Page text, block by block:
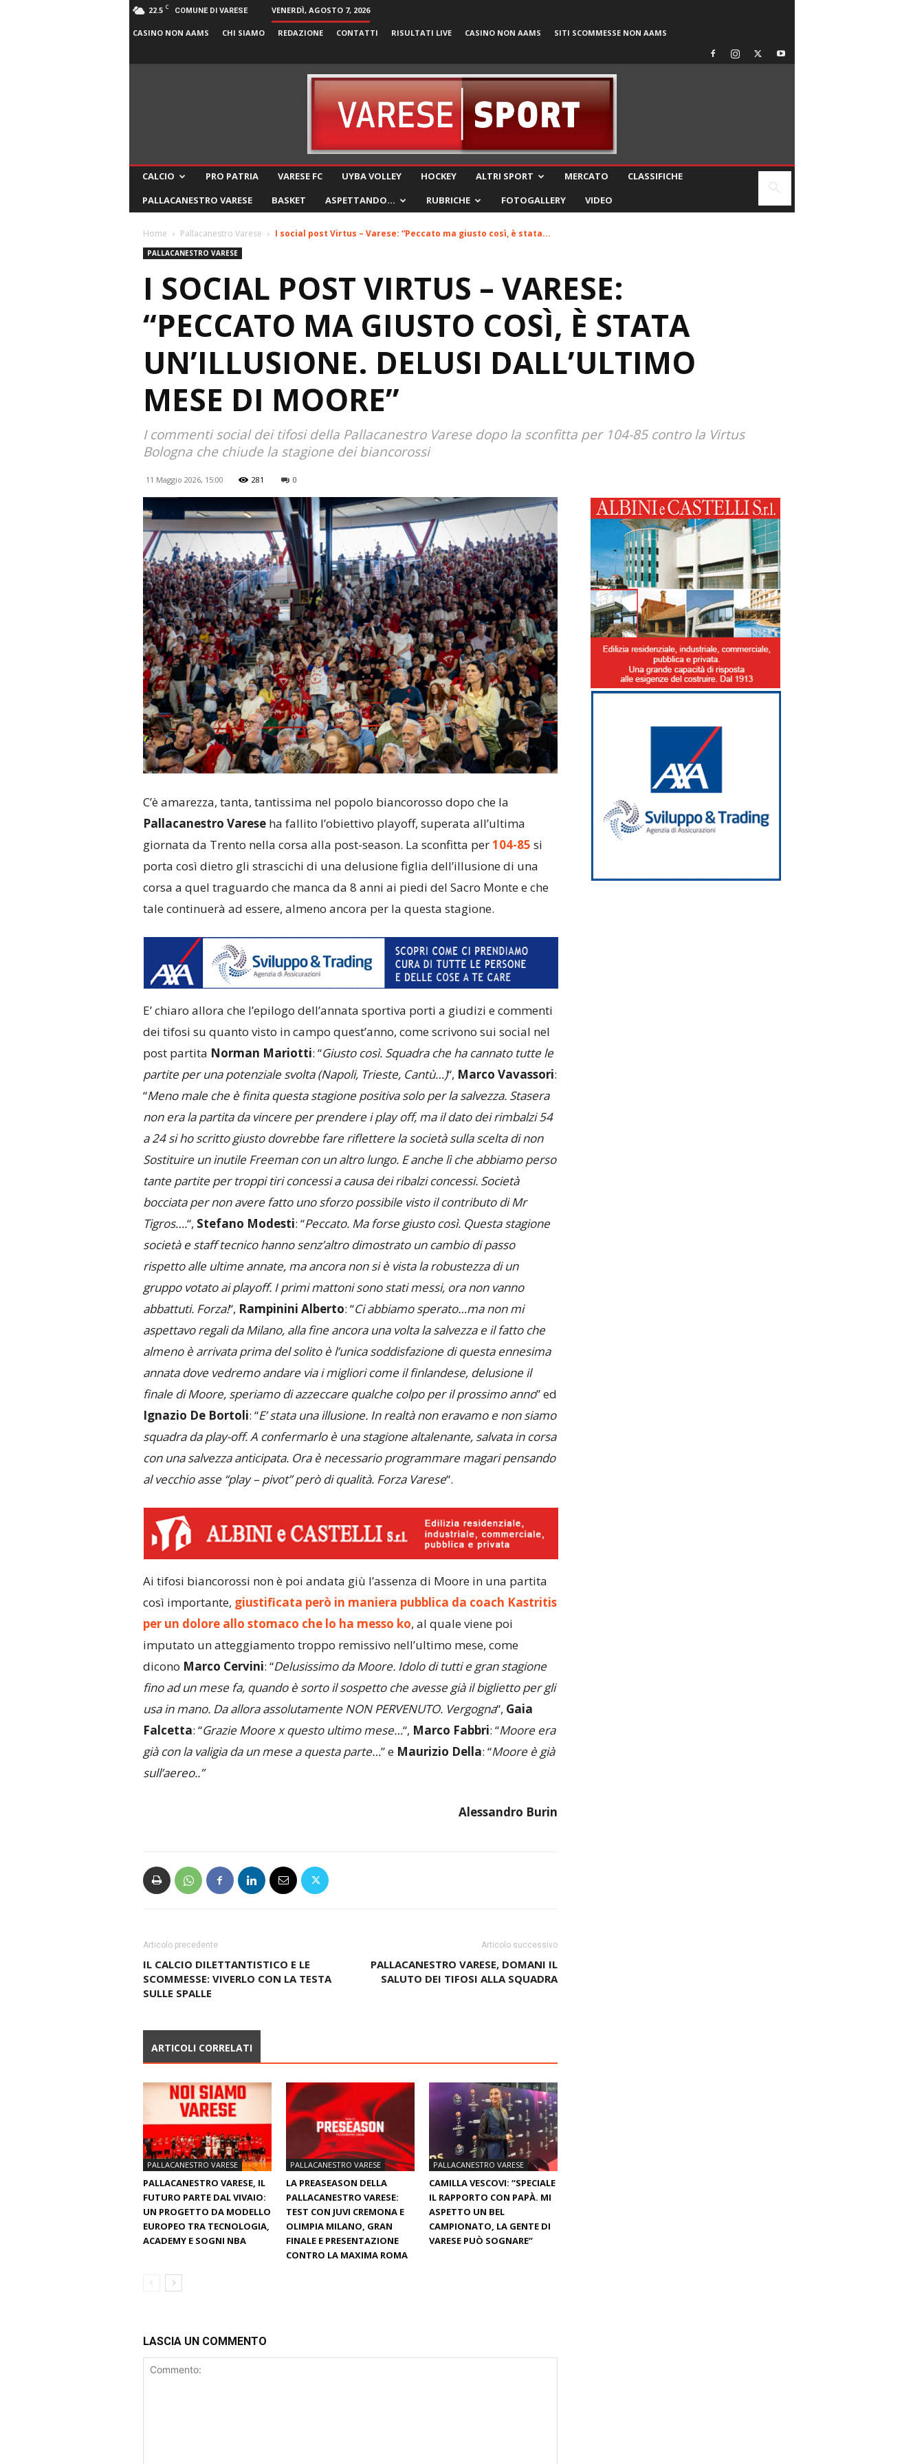
22.5 C COMUNE DI VARESE VENERDÌ, AGOSTO 7, 2026
CASINO NON AAMS CHI SIAMO REDAZIONE CONTATTI RISULTATI LIVE CASINO NON AAMS SITI SCOMMESSE NON AAMS
CALCIO PRO PATRIA VARESE FC UYBA VOLLEY HOCKEY ALTRI SPORT MERCATO
CLASSIFICHE
PALLACANESTRO VARESE
BASKET ASPETTANDO… RUBRICHE FOTOGALLERY VIDEO
Home Pallacanestro Varese I social post Virtus – Varese: “Peccato ma giusto così, è stata...
PALLACANESTRO VARESE
I SOCIAL POST VIRTUS – VARESE:
“PECCATO MA GIUSTO COSÌ, È STATA
UN’ILLUSIONE. DELUSI DALL’ULTIMO
MESE DI MOORE”
I commenti social dei tifosi della Pallacanestro Varese dopo la sconfitta per 104-85 contro la Virtus
Bologna che chiude la stagione dei biancorossi
11 Maggio 2026, 15:00 281 0
C’è amarezza, tanta, tantissima nel popolo biancorosso dopo che la
Pallacanestro Varese ha fallito l’obiettivo playoff, superata all’ultima
giornata da Trento nella corsa alla post-season. La sconfitta per104-85 si
porta così dietro gli strascichi di una delusione figlia dell’illusione di una
corsa a quel traguardo che manca da 8 anni ai piedi del Sacro Monte e che
tale continuerà ad essere, almeno ancora per la questa stagione.
E’ chiaro allora che l’epilogo dell’annata sportiva porti a giudizi e commenti
dei tifosi su quanto visto in campo quest’anno, come scrivono sui social nel
post partita Norman Mariotti: “Giusto così. Squadra che ha cannato tutte le
partite per una potenziale svolta (Napoli, Trieste, Cantù…)“, Marco Vavassori:
“Meno male che è finita questa stagione positiva solo per la salvezza. Stasera
non era la partita da vincere per prendere i play off, ma il dato dei rimbalzi 54
a 24 si ho scritto giusto dovrebbe fare riflettere la società sulla scelta di non
Sostituire un inutile Freeman con un altro lungo. E anche lì che abbiamo perso
tante partite per troppi tiri concessi a causa dei ribalzi concessi. Società
bocciata per non avere fatto uno sforzo possibile visto il contributo di Mr
Tigros….“, Stefano Modesti: “Peccato. Ma forse giusto così. Questa stagione
società e staff tecnico hanno senz’altro dimostrato un cambio di passo
rispetto alle ultime annate, ma ancora non si è vista la robustezza di un
gruppo votato ai playoff. I primi mattoni sono stati messi, ora non vanno
abbattuti. Forza!“, Rampinini Alberto: “Ci abbiamo sperato…ma non mi
aspettavo regali da Milano, alla fine ancora una volta la salvezza e il fatto che
almeno è arrivata prima del solito è l’unica soddisfazione di questa ennesima
annata dove vedremo andare via i migliori come il finlandese, delusione il
finale di Moore, speriamo di azzeccare qualche colpo per il prossimo anno” ed
Ignazio De Bortoli: “E’ stata una illusione. In realtà non eravamo e non siamo
squadra da play-off. A confermarlo è una stagione altalenante, salvata in corsa
con una salvezza anticipata. Ora è necessario programmare magari pensando
al vecchio asse “play – pivot” però di qualità. Forza Varese“.
Ai tifosi biancorossi non è poi andata giù l’assenza di Moore in una partita
così importante, giustificata però in maniera pubblica da coach Kastritis
per un dolore allo stomaco che lo ha messo ko, al quale viene poi
imputato un atteggiamento troppo remissivo nell’ultimo mese, come
dicono Marco Cervini: “Delusissimo da Moore. Idolo di tutti e gran stagione
fino ad un mese fa, quando è sorto il sospetto che avesse già il biglietto per gli
usa in mano. Da allora assolutamente NON PERVENUTO. Vergogna“, Gaia
Falcetta: “Grazie Moore x questo ultimo mese…“, Marco Fabbri: “Moore era
già con la valigia da un mese a questa parte…” e Maurizio Della: “Moore è già
sull’aereo..”
Alessandro Burin
Articolo precedente
IL CALCIO DILETTANTISTICO E LE
SCOMMESSE: VIVERLO CON LA TESTA
SULLE SPALLE
Articolo successivo
PALLACANESTRO VARESE, DOMANI IL
SALUTO DEI TIFOSI ALLA SQUADRA
ARTICOLI CORRELATI
PALLACANESTRO VARESE
PALLACANESTRO VARESE, IL
FUTURO PARTE DAL VIVAIO:
UN PROGETTO DA MODELLO
EUROPEO TRA TECNOLOGIA,
ACADEMY E SOGNI NBA
PALLACANESTRO VARESE
LA PREASEASON DELLA
PALLACANESTRO VARESE:
TEST CON JUVI CREMONA E
OLIMPIA MILANO, GRAN
FINALE E PRESENTAZIONE
CONTRO LA MAXIMA ROMA
PALLACANESTRO VARESE
CAMILLA VESCOVI: “SPECIALE
IL RAPPORTO CON PAPÀ. MI
ASPETTO UN BEL
CAMPIONATO, LA GENTE DI
VARESE PUÒ SOGNARE”
LASCIA UN COMMENTO